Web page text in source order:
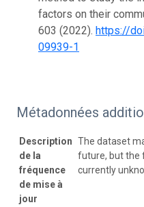
factors on their
603 (2022). https://
09939-1
Métadonnées
Description
de la
fréquence
de mise à
jour
The dataset
future, but the
currently